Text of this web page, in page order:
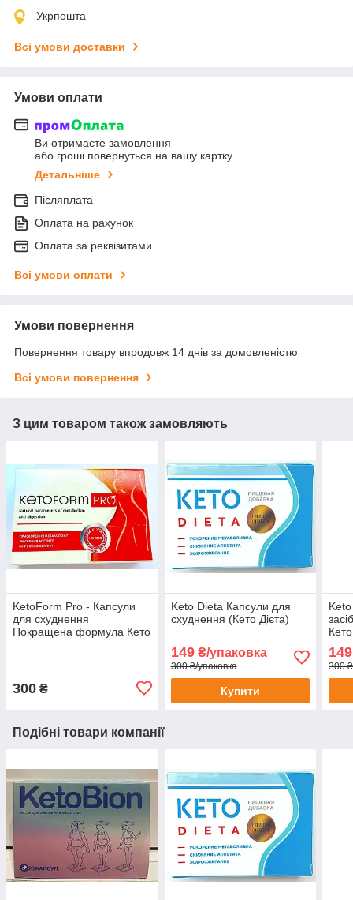
Укрпошта
Всі умови доставки
Умови оплати
Ви отримаєте замовлення
або гроші повернуться на вашу картку
Детальніше
Післяплата
Оплата на рахунок
Оплата за реквізитами
Всі умови оплати
Умови повернення
Повернення товару впродовж 14 днів за домовленістю
Всі умови повернення
З цим товаром також замовляють
KetoForm Pro - Капсули
для схуднення
Покращена формула Кето
300 ₴
Keto Dieta Капсули для
схуднення (Кето Дієта)
149₴/упаковка
300 ₴/упаковка
Купити
149
300
Подібні товари компанії